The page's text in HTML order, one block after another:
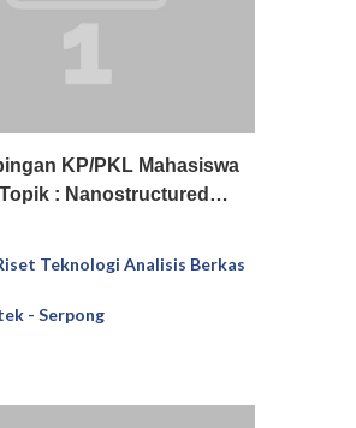
Detail
KP/PKL Mahasiswa
: Nanostructured…
Teknologi Analisis Berkas
- Serpong